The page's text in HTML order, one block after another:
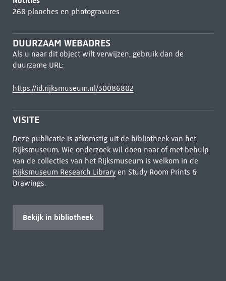
268 planches en photogravures
DUURZAAM WEBADRES
Als u naar dit object wilt verwijzen, gebruik dan de
duurzame URL:
https://id.rijksmuseum.nl/30086802
VISITE
Deze publicatie is afkomstig uit de bibliotheek van het
Rijksmuseum. Wie onderzoek wil doen naar of met behulp
van de collecties van het Rijksmuseum is welkom in de
Rijksmuseum Research Libraryen Study Room Prints &
Drawings.
Bekijk in bibliotheek